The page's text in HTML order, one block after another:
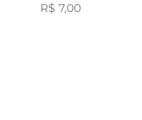
R$ 7,00